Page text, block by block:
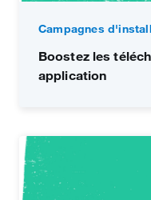
Campagnes
Boostez les
application